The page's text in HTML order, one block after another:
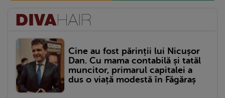
Cine au fost părinții lui Nicușor
Dan. Cu mama contabilă și tatăl
muncitor, primarul capitalei a
dus o viață modestă în Făgăraș